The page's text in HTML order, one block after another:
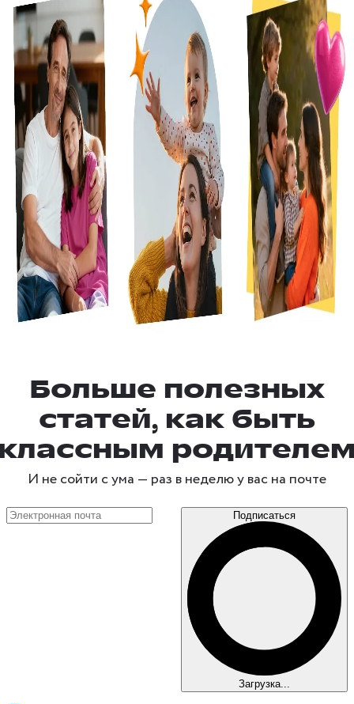
Больше полезных
статей, как быть
И не сойти с ума — раз в неделюу вас на почте
Подписаться
Загрузка...